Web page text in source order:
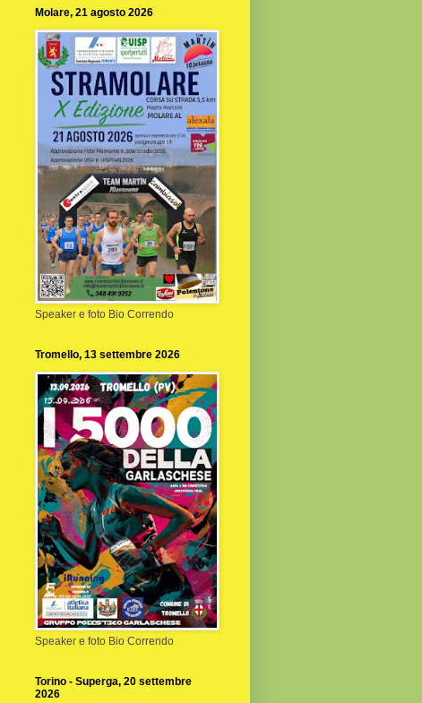
Molare, 21 agosto 2026
Speaker e foto Bio Correndo
Tromello, 13 settembre 2026
Speaker e foto Bio Correndo
Torino - Superga, 20 settembre
2026